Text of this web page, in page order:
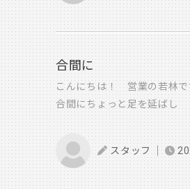
て・・ その案がこちら さて
下の案も良いな・・ ・・・
の案で依頼したのでした。
日に取り付けてもらいまし
たのですが・・ でも紅葉の
した。 一般のおうちでも 表
とんどです。 最後に建物の
なら最後まで楽しんで 選ん
観ですが 「スタイルシェ
早くなってきてますので 夜
是非見学に来てみてくださ
合間に
こんにちは！ 営業の若林で
合間にちょっと足を延ば
す。 「仁王門」 国東半島
んな中にcafeを発見！！
した。 この時期はとにか
い！！ 若林でした！！
スタッフ